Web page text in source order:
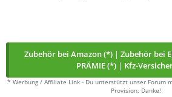
Zubehör bei Amazon (*)| Zubehör bei
PRÄMIE (*) | Kfz-
* Werbung / Affiliate Link - Du unterstützt unser Forum
Provision. Danke!